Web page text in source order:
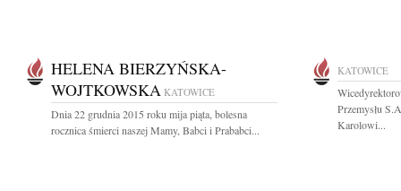
HELENA BIERZYŃSKA-
WOJTKOWSKA KATOWICE
Dnia 22 grudnia 2015 roku mija piąta, bolesna
rocznica śmierci naszej Mamy, Babci i Prababci...
KATOWICE
Przemysłu
Karolowi...